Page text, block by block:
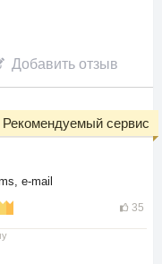
Добавить отзыв
e-mail
35
Рекомендуемый сервис